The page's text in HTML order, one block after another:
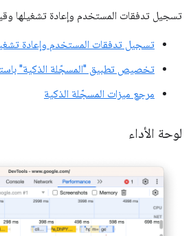
تسجيل تدفقات المستخدم وإعادة تشغيلها
تسجيل تدفقات المستخدم وإعادة
تخصيص تطبيق "المسجّلة الذكية"
مرجع ميزات المسجّلة الذكية
لوحة الأداء